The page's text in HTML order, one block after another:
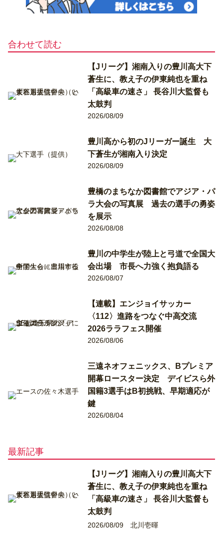
合わせて読む
【Jリーグ】湘南入りの豊川高大下
蒼生に、教え子の伊東純也を重ね
「高級車の速さ」 長谷川大監督も
太鼓判
2026/08/09
豊川高から初のJリーガー誕生 大
下蒼生が湘南入り決定
2026/08/09
豊橋のまちなか図書館でアジア・パ
ラ大会の写真展 過去の選手の勇姿
を展示
2026/08/08
豊川の中学生が陸上と弓道で全国大
会出場 市長へ力強く抱負語る
2026/08/07
【連載】エンジョイサッカー
〈112〉進路をつなぐ中高交流
2026ララフェス開催
2026/08/06
三遠ネオフェニックス、Bプレミア
開幕ロースター決定 デイビスら外
国籍3選手はB初挑戦、早期適応が
鍵
2026/08/04
最新記事
【Jリーグ】湘南入りの豊川高大下
蒼生に、教え子の伊東純也を重ね
「高級車の速さ」 長谷川大監督も
太鼓判
2026/08/09 北川壱暉